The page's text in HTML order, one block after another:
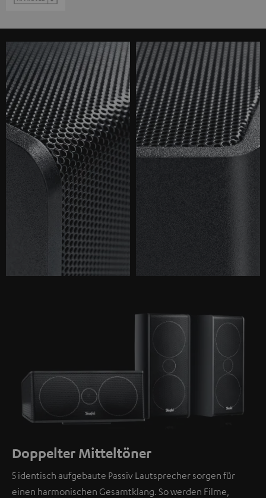
Doppelter Mitteltöner
5 identisch aufgebaute Passiv Lautsprecher sorgen für
einen harmonischen Gesamtklang. So werden Filme,